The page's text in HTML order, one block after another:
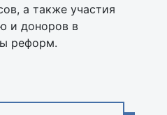
а также участия
и доноров в
реформ.